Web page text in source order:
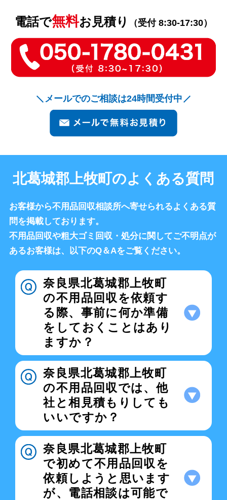
電話で無料お見積り （受付 8:30-17:30）
メールでのご相談は24時間受付中
北葛城郡上牧町のよくある質問
お客様から不用品回収相談所へ寄せられるよくある質
問を掲載しております。
不用品回収や粗大ゴミ回収・処分に関してご不明点が
あるお客様は、以下のQ＆Aをご覧ください。
奈良県北葛城郡上牧町
の不用品回収を依頼す
る際、事前に何か準備
をしておくことはあり
ますか？
奈良県北葛城郡上牧町
の不用品回収では、他
社と相見積もりしても
いいですか？
奈良県北葛城郡上牧町
で初めて不用品回収を
依頼しようと思います
が、電話相談は可能で